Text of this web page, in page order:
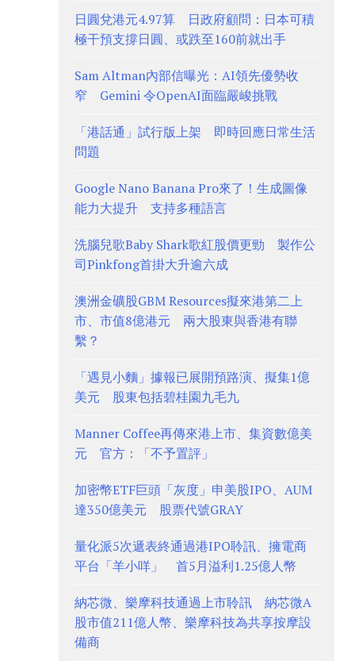
日圓兌港元4.97算 日政府顧問：日本可積
極干預支撐日圓、或跌至160前就出手
Sam Altman內部信曝光：AI領先優勢收
窄 Gemini 令OpenAI面臨嚴峻挑戰
「港話通」試行版上架 即時回應日常生活
問題
Google Nano Banana Pro來了！生成圖像
能力大提升 支持多種語言
洗腦兒歌Baby Shark歌紅股價更勁 製作公
司Pinkfong首掛大升逾六成
澳洲金礦股GBM Resources擬來港第二上
市、市值8億港元 兩大股東與香港有聯
繫？
「遇見小麵」據報已展開預路演、擬集1億
美元 股東包括碧桂園九毛九
Manner Coffee再傳來港上市、集資數億美
元 官方：「不予置評」
加密幣ETF巨頭「灰度」申美股IPO、AUM
達350億美元 股票代號GRAY
量化派5次遞表終通過港IPO聆訊、擁電商
平台「羊小咩」 首5月溢利1.25億人幣
納芯微、樂摩科技通過上市聆訊 納芯微A
股市值211億人幣、樂摩科技為共享按摩設
備商